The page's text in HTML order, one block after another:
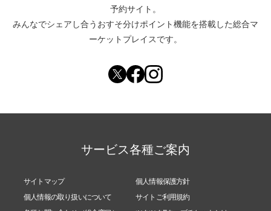
予約サイト。
みんなでシェアし合う おすそ分けポイント機能を搭載した総合マ
ーケットプレイスです。
サービス各種ご案内
サイトマップ
個人情報保護方針
個人情報の取り扱いについて
サイトご利用規約